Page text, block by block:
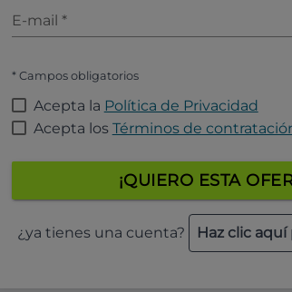
E-mail *
* Campos obligatorios
Acepta la Política de Privacidad
Acepta los Términos de
¡QUIERO ESTA
¿ya tienes una cuenta? Haz clic